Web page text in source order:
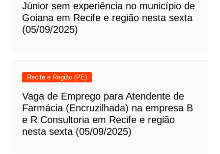
Júnior sem experiência no município de
Goiana em Recife e região nesta sexta
(05/09/2025)
Recife e Região (PE)
Vaga de Emprego para Atendente de
Farmácia (Encruzilhada) na empresa B
e R Consultoria em Recife e região
nesta sexta (05/09/2025)